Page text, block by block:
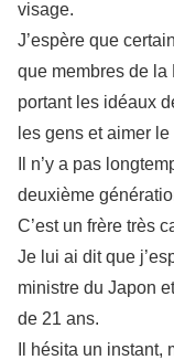
visage.
J’espère que
que membres de la
portant les idéaux
les gens et aimer le
Il n’y a pas
deuxième
C’est un frère très
Je lui ai dit que
ministre du Japon
de 21 ans.
Il hésita un